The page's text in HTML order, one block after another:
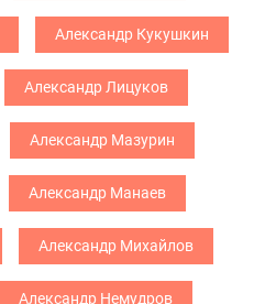
Александр Кукушкин
Александр Лицуков
Александр Мазурин
Александр Манаев
Александр Михайлов
Александр Немудров